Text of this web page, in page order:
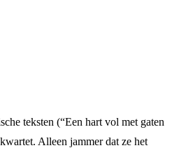
teksten (“Een hart vol met gaten
Alleen jammer dat ze het